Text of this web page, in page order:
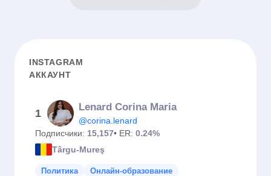
INSTAGRAM
АККАУНТ
1
Lenard Corina Maria
@corina.lenard
Подписчики: 15,157• ER: 0.24%
Târgu-Mureş
Политика
Онлайн-образование